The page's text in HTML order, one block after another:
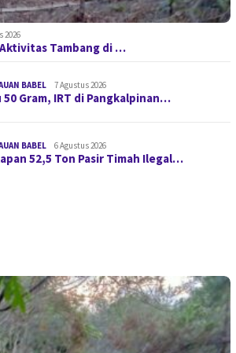
2026
Tambang di …
BABEL 7 Agustus 2026
50 Gram, IRT di Pangkalpinan…
BABEL 6 Agustus 2026
52,5 Ton Pasir Timah Ilegal…